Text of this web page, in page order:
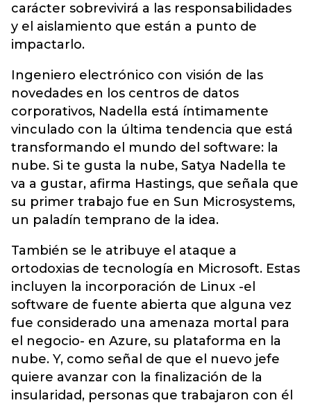
carácter sobrevivirá a las responsabilidades
y el aislamiento que están a punto de
impactarlo.
Ingeniero electrónico con visión de las
novedades en los centros de datos
corporativos, Nadella está íntimamente
vinculado con la última tendencia que está
transformando el mundo del software: la
nube. Si te gusta la nube, Satya Nadella te
va a gustar, afirma Hastings, que señala que
su primer trabajo fue en Sun Microsystems,
un paladín temprano de la idea.
También se le atribuye el ataque a
ortodoxias de tecnología en Microsoft. Estas
incluyen la incorporación de Linux -el
software de fuente abierta que alguna vez
fue considerado una amenaza mortal para
el negocio- en Azure, su plataforma en la
nube. Y, como señal de que el nuevo jefe
quiere avanzar con la finalización de la
insularidad, personas que trabajaron con él